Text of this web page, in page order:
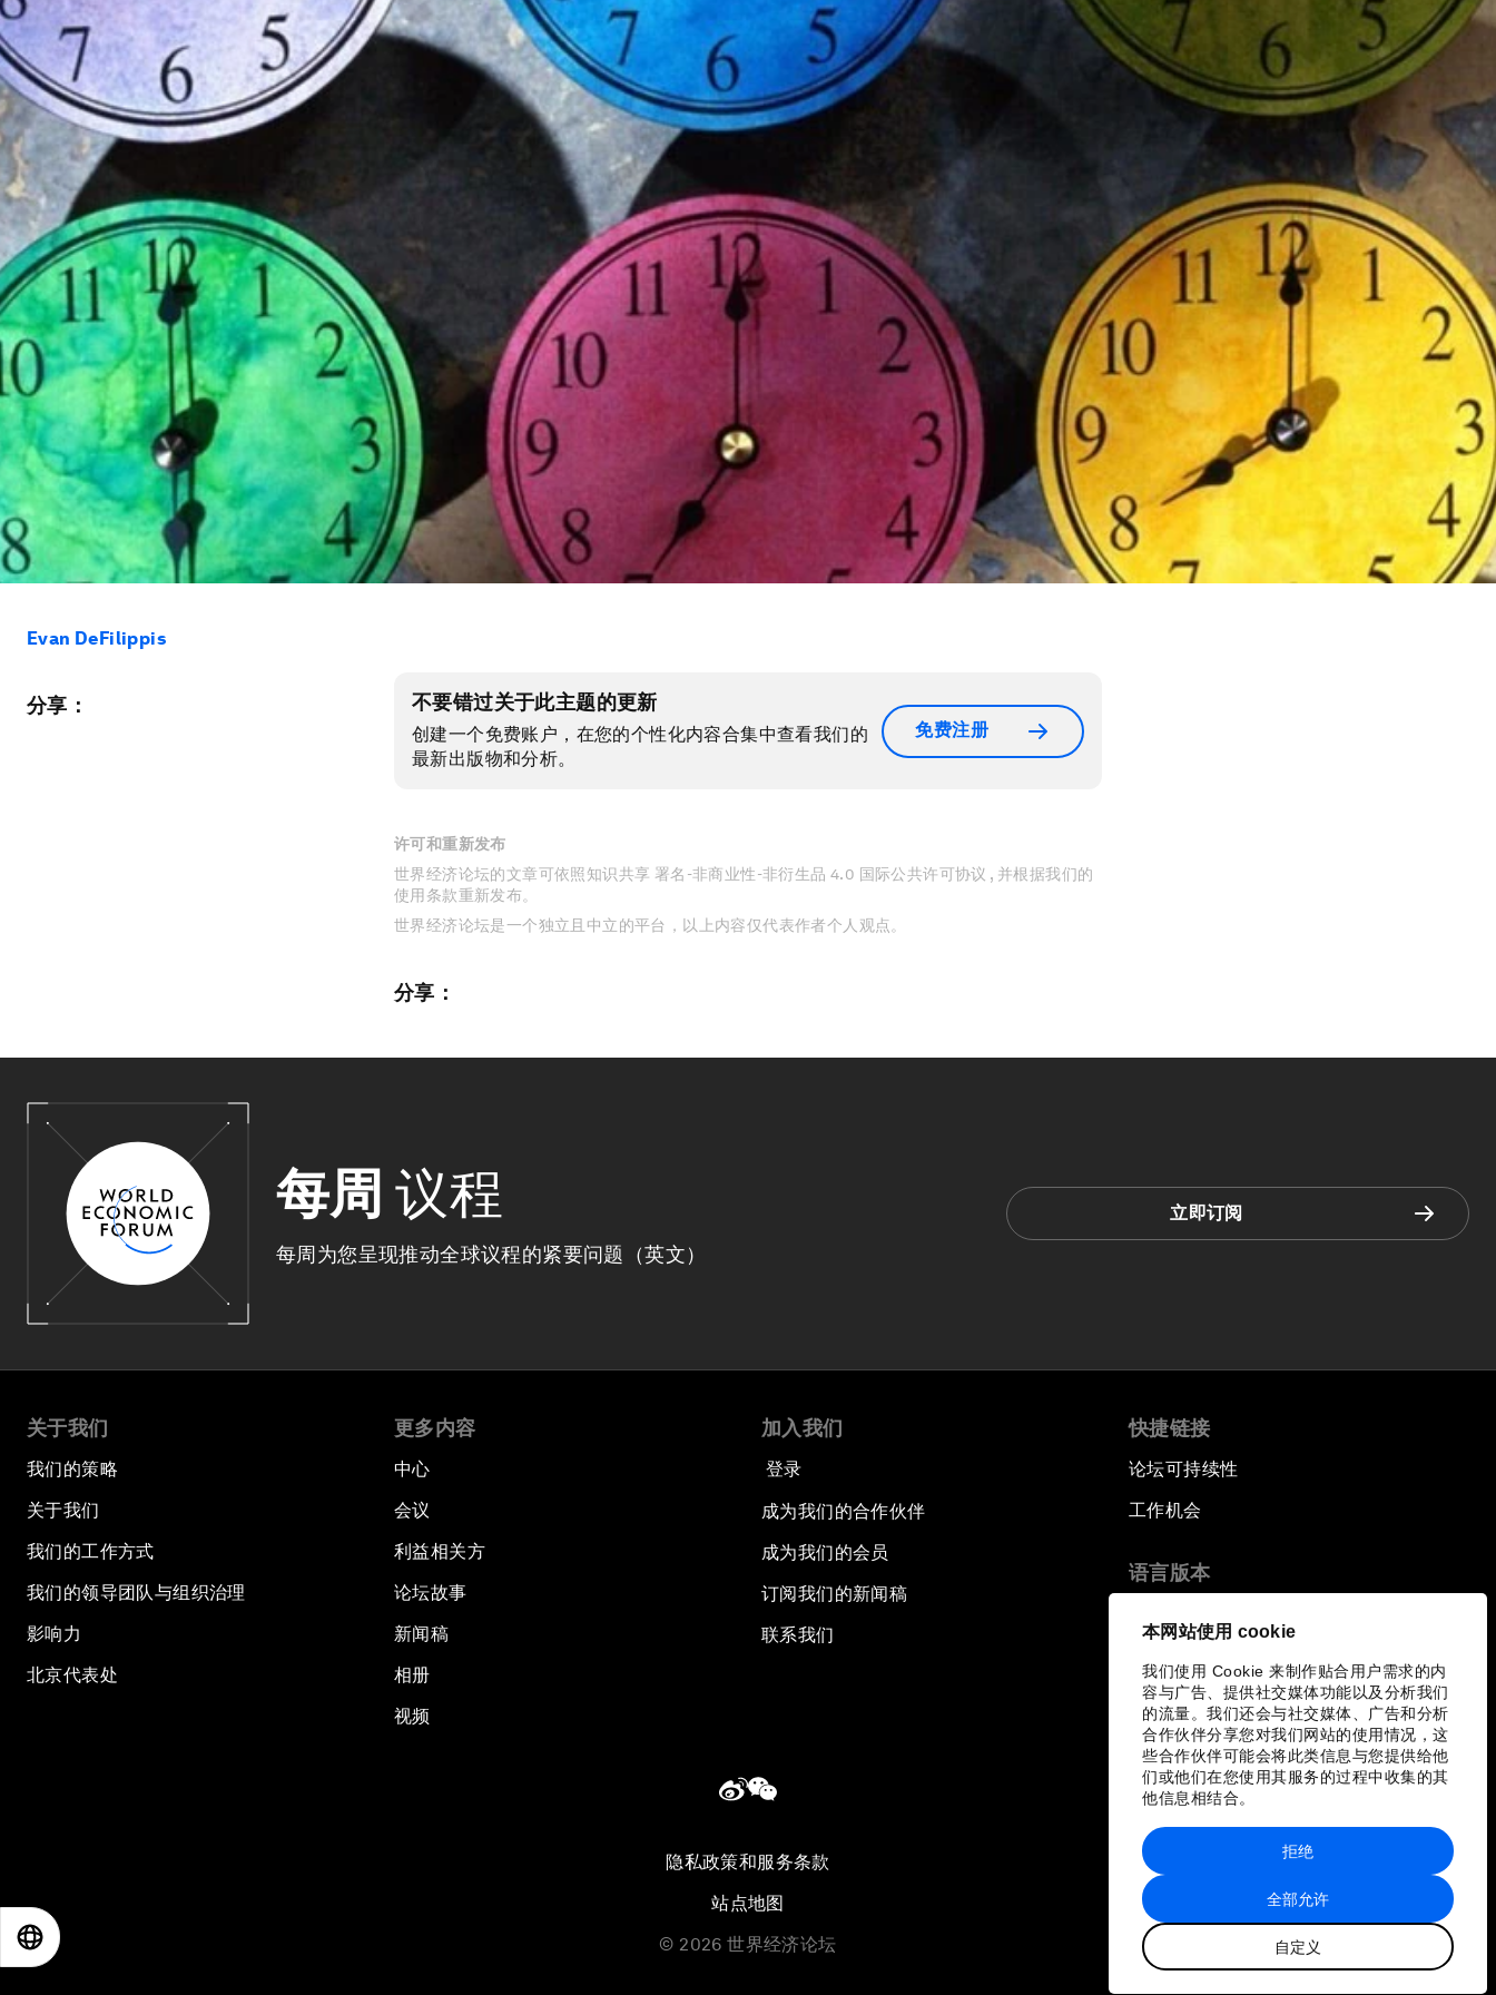
本网站使用 cookie
我们使用 Cookie 来制作贴合用户需求的内
容与广告、提供社交媒体功能以及分析我们
的流量。我们还会与社交媒体、广告和分析
合作伙伴分享您对我们网站的使用情况，这
些合作伙伴可能会将此类信息与您提供给他
们或他们在您使用其服务的过程中收集的其
他信息相结合。
全部允许
自定义
拒绝
Evan DeFilippis
分享： 不要错过关于此主题的更新
创建一个免费账户，在您的个性化内容合集中查看我们的
最新出版物和分析。
免费注册
许可和重新发布
世界经济论坛的文章可依照知识共享 署名-非商业性-非衍生品 4.0 国际公共许可协议 , 并根据我们的
使用条款重新发布。
世界经济论坛是一个独立且中立的平台，以上内容仅代表作者个人观点。
分享：
每周 议程
每周为您呈现推动全球议程的紧要问题（英文）
立即订阅
关于我们
我们的策略
关于我们
我们的工作方式
我们的领导团队与组织治理
影响力
北京代表处
更多内容
中心
会议
利益相关方
论坛故事
新闻稿
相册
视频
加入我们
登录
成为我们的合作伙伴
成为我们的会员
订阅我们的新闻稿
联系我们
快捷链接
论坛可持续性
工作机会
语言版本
隐私政策和服务条款
站点地图
© 2026 世界经济论坛